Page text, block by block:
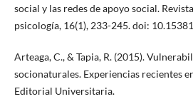
social y las redes de apoyo social.
psicología, 16(1), 233-245. doi:
Arteaga, C., & Tapia, R. (2015).
socionaturales. Experiencias recientes
Editorial Universitaria.